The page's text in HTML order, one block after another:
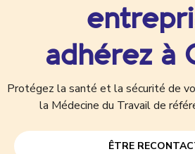
adhérez à
Protégez la santé et la sécurité de
la Médecine du Travail de
ÊTRE